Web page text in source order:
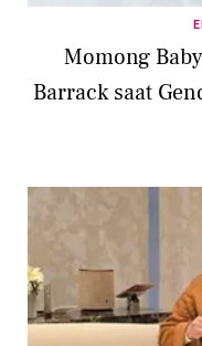
Momong
Barrack saat